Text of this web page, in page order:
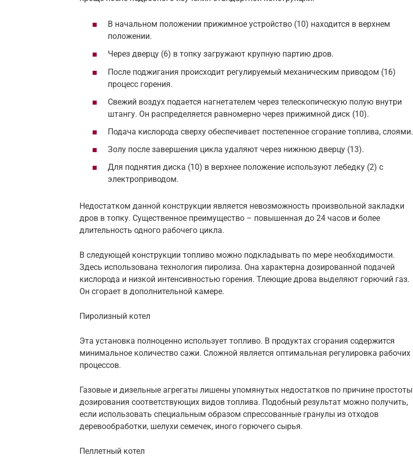
В начальном положении прижимное устройство (10) находится в верхнем
положении.
Через дверцу (6) в топку загружают крупную партию дров.
После поджигания происходит регулируемый механическим приводом (16)
процесс горения.
Свежий воздух подается нагнетателем через телескопическую полую внутри
штангу. Он распределяется равномерно через прижимной диск (10).
Подача кислорода сверху обеспечивает постепенное сгорание топлива, слоями.
Золу после завершения цикла удаляют через нижнюю дверцу (13).
Для поднятия диска (10) в верхнее положение используют лебедку (2) с
электроприводом.
Недостатком данной конструкции является невозможность произвольной закладки
дров в топку. Существенное преимущество – повышенная до 24 часов и более
длительность одного рабочего цикла.
В следующей конструкции топливо можно подкладывать по мере необходимости.
Здесь использована технология пиролиза. Она характерна дозированной подачей
кислорода и низкой интенсивностью горения. Тлеющие дрова выделяют горючий газ.
Он сгорает в дополнительной камере.
Пиролизный котел
Эта установка полноценно использует топливо. В продуктах сгорания содержится
минимальное количество сажи. Сложной является оптимальная регулировка рабочих
процессов.
Газовые и дизельные агрегаты лишены упомянутых недостатков по причине простоты
дозирования соответствующих видов топлива. Подобный результат можно получить,
если использовать специальным образом спрессованные гранулы из отходов
деревообработки, шелухи семечек, иного горючего сырья.
Пеллетный котел